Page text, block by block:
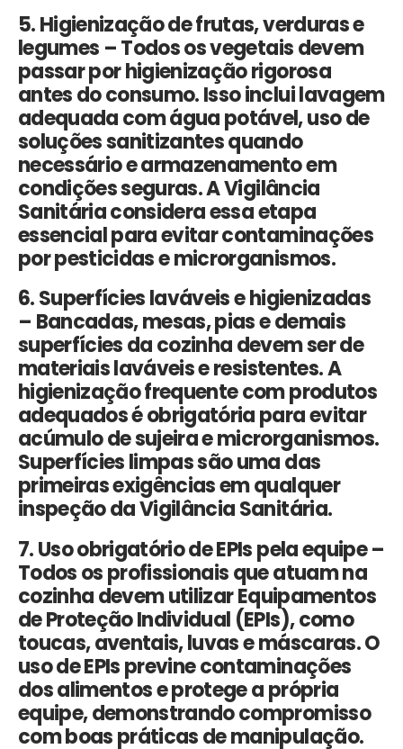
5. Higienização de frutas, verduras e
legumes –Todos os vegetais devem
passar por higienização rigorosa
antes do consumo. Isso inclui lavagem
adequada com água potável, uso de
soluções sanitizantes quando
necessário e armazenamento em
condições seguras. AVigilância
Sanitáriaconsidera essa etapa
essencial para evitar contaminações
por pesticidas e microrganismos.
6. Superfícies laváveis e higienizadas
– Bancadas, mesas, pias e demais
superfícies da cozinha devem ser de
materiaislaváveis e resistentes. A
higienização frequente com produtos
adequados é obrigatória para evitar
acúmulo de sujeira e microrganismos.
Superfícies limpas são uma das
primeiras exigências em qualquer
inspeção da Vigilância Sanitária.
7. Uso obrigatório de EPIs pela equipe –
Todos os profissionais que atuam na
cozinha devem utilizarEquipamentos
de Proteção Individual (EPIs), como
toucas, aventais, luvas e máscaras. O
uso de EPIs previne contaminações
dos alimentos e protege a própria
equipe, demonstrando compromisso
com boas práticas de manipulação.